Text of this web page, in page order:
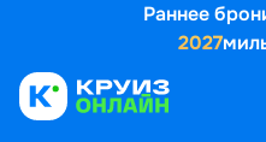
Раннее
2027